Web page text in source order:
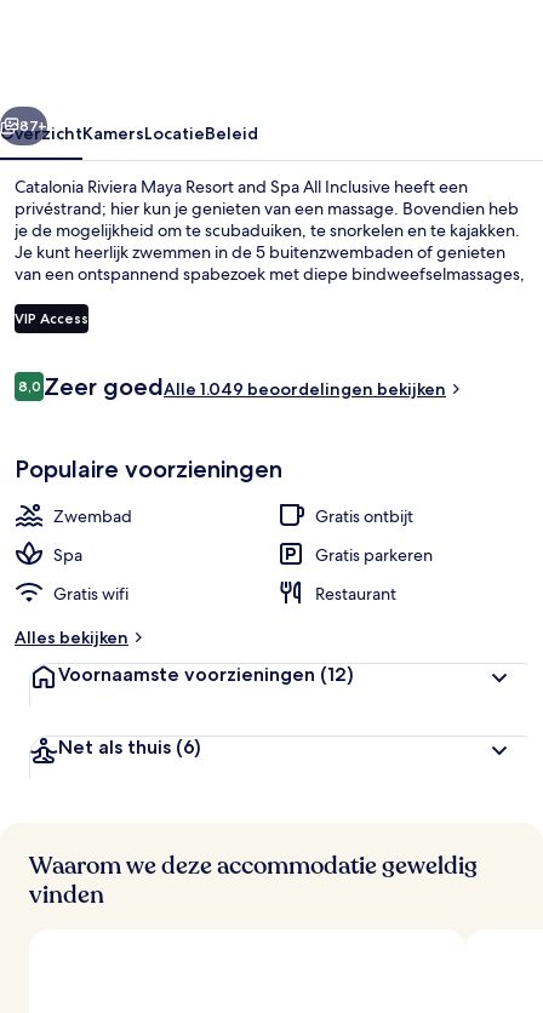
All
Inclusive
Exterieur
Volgende
87+
OverzichtKamersLocatieBeleid
Catalonia Riviera Maya Resort and Spa All Inclusive heeft een
privéstrand; hier kun je genieten van een massage. Bovendien heb
je de mogelijkheid om te scubaduiken, te snorkelen en te kajakken.
Je kunt heerlijk zwemmen in de 5 buitenzwembaden of genieten
van een ontspannend spabezoek met diepe bindweefselmassages,
serveert lokale en internationale gerechten voor ontbijt, lunch en
diner. Deze accommodatie met alles inbegrepen biedt ook
kinderclub. Andere reizigers zijn heel enthousiast over het
behulpzame personeel en het restaurant.
VIP Access
Beoordelingen
8,08,0 op 10 –
Zeer goedAlle 1.049 beoordelingen bekijken
Populaire voorzieningen
Zwembad
Gratis ontbijt
Spa
Gratis parkeren
Gratis wifi
Restaurant
Alles bekijken
Voornaamste voorzieningen (12)
Net als thuis (6)
Waarom we deze accommodatie geweldig
vinden